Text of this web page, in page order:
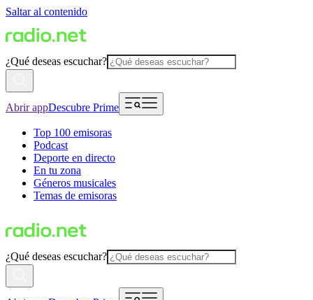
Saltar al contenido
¿Qué deseas escuchar?
Abrir appDescubre Prime
Top 100 emisoras
Podcast
Deporte en directo
En tu zona
Géneros musicales
Temas de emisoras
¿Qué deseas escuchar?